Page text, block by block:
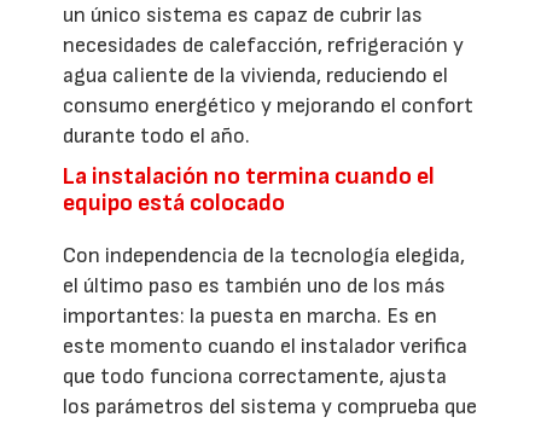
un único sistema es capaz de cubrir las
necesidades de calefacción, refrigeración y
agua caliente de la vivienda, reduciendo el
consumo energético y mejorando el confort
durante todo el año.
La instalación no termina cuando el
equipo está colocado
Con independencia de la tecnología elegida,
el último paso es también uno de los más
importantes: la puesta en marcha. Es en
este momento cuando el instalador verifica
que todo funciona correctamente, ajusta
los parámetros del sistema y comprueba que